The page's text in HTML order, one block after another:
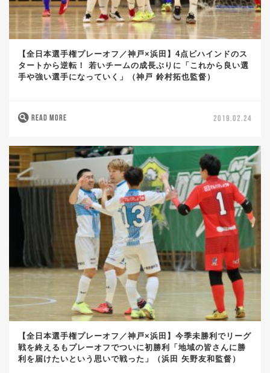
【全日本選手権プレーオフ／神戸×浜田】4点ビハインドのス
タートから逆転！ 若いチームの成長ぶりに「これから良い選
手や強い選手になっていく」（神戸 鈴村拓也監督）
READ MORE 2019.02.24
【全日本選手権プレーオフ／神戸×浜田】今季未勝利でリーグ
戦を終えるもプレーオフでついに初勝利「地域の皆さんに勝
利を届けたいという思いで戦った」（浜田 矢野友和監督）